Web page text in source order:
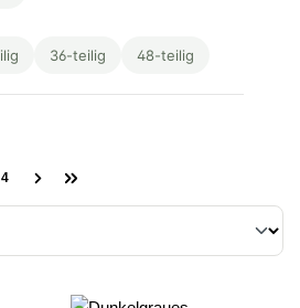
36-teilig 48-teilig
Seite
4